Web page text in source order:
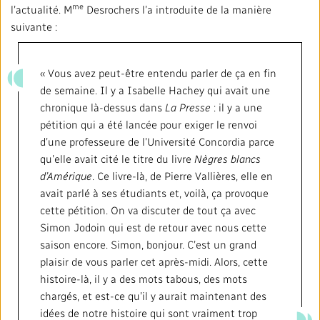
l’actualité. Mme Desrochers l’a introduite de la manière
suivante :
« Vous avez peut-être entendu parler de ça en fin
de semaine. Il y a Isabelle Hachey qui avait une
chronique là-dessus dans La Presse : il y a une
pétition qui a été lancée pour exiger le renvoi
d’une professeure de l’Université Concordia parce
qu’elle avait cité le titre du livre Nègres blancs
d’Amérique. Ce livre-là, de Pierre Vallières, elle en
avait parlé à ses étudiants et, voilà, ça provoque
cette pétition. On va discuter de tout ça avec
Simon Jodoin qui est de retour avec nous cette
saison encore. Simon, bonjour. C’est un grand
plaisir de vous parler cet après-midi. Alors, cette
histoire-là, il y a des mots tabous, des mots
chargés, et est-ce qu’il y aurait maintenant des
idées de notre histoire qui sont vraiment trop